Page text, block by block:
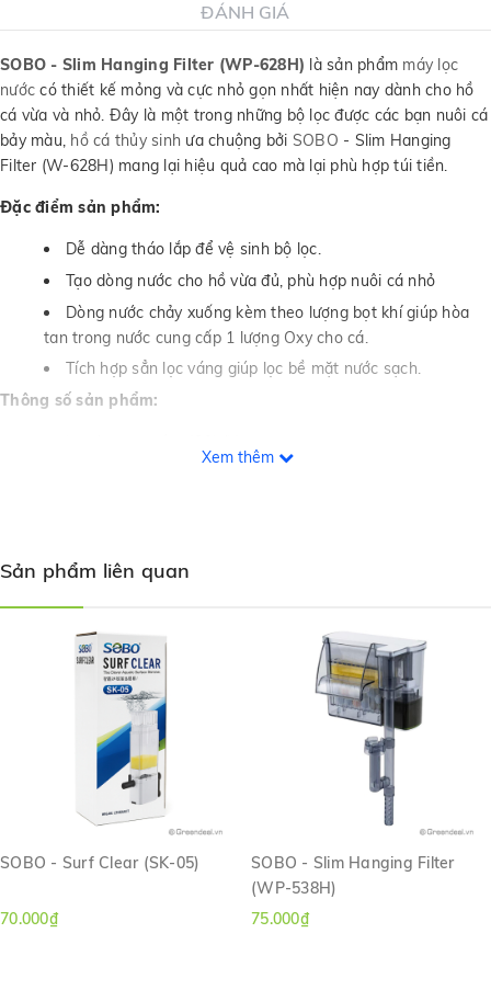
ĐÁNH GIÁ
SOBO - Slim Hanging Filter (WP-628H) là sản phẩm máy lọc
nước có thiết kế mỏng và cực nhỏ gọn nhất hiện nay dành cho hồ
cá vừa và nhỏ. Đây là một trong những bộ lọc được các bạn nuôi cá
bảy màu, hồ cá thủy sinh ưa chuộng bởi SOBO - Slim Hanging
Filter (W-628H) mang lại hiệu quả cao mà lại phù hợp túi tiền.
Đặc điểm sản phẩm:
Dễ dàng tháo lắp để vệ sinh bộ lọc.
Tạo dòng nước cho hồ vừa đủ, phù hợp nuôi cá nhỏ
Dòng nước chảy xuống kèm theo lượng bọt khí giúp hòa
tan trong nước cung cấp 1 lượng Oxy cho cá.
Tích hợp sẳn lọc váng giúp lọc bề mặt nước sạch.
Thông số sản phẩm:
Kiểm tra khớp nối của đầu hút gắn vào máy lọc.
Lắp máy lọc vào thành hồ kính, chỉnh nút cân bằng ở dưới
đáy máy lọc bằng cách xoay núm đến khi vị trí hộp lọc thẳng
so với thành kính.
Châm nước vào đầy ngăn lọc, lau khô tay và cắm điện để
Trong 1 số trường hợp, khi máy hoạt động phát ra tiếng
kêu, cần nhanh chóng tắt máy, tháo đầu hút khỏi máy. Kiểm
tra vị trí motor và loại bỏ rác, sạn, cát, vỏ ốc nếu có.
Xem thêm
Sản phẩm liên quan
SOBO - Surf Clear (SK-05)
70.000₫
SOBO - Slim Hanging Filter
(WP-538H)
75.000₫